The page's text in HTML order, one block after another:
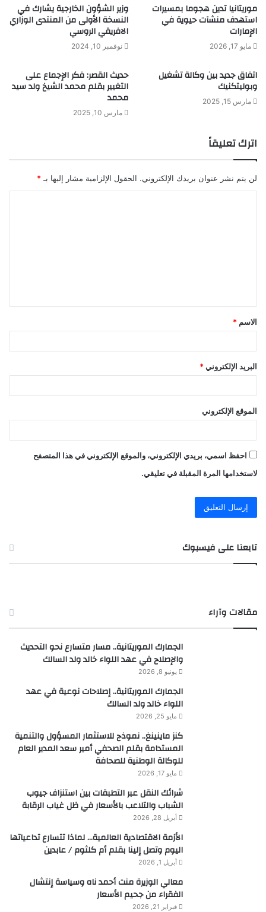
موريتانيا تدين هجوما بمسيرات
استهدف منشآت حيوية في
الإمارات
مايو 17, 2026
وزير الشؤون الخارجية يشارك في
النسخة الأولى من المنتدى الوزاري
الافريقي الروسي
نوفمبر 10, 2024
اتفاق جديد بين وكالة تشغيل
وبوليتكنيك
مارس 15, 2025
حديث القصر: فكر الإجماع على
التغيير بقلم محمد الشيخ ولد سيد
محمد
مارس 10, 2025
اترك تعليقاً
لن يتم نشر عنوان بريدك الإلكتروني. الحقول الإلزامية مشار إليها بـ *
ق
*
الاسم *
البريد الإلكتروني *
الموقع الإلكتروني
احفظ اسمي، بريدي الإلكتروني، والموقع الإلكتروني في هذا المتصفح
لاستخدامها المرة المقبلة في تعليقي.
تابعنا على فيسبوك
مقالات وآراء
الجمارك الموريتانية.. مسار متسارع نحو التحديث
والإصلاح في عهد اللواء خالد ولد السالك
يونيو 8, 2026
الجمارك الموريتانية.. إصلاحات نوعية في عهد
اللواء خالد ولد السالك
مايو 25, 2026
كنز ماينينغ.. نموذج للاستثمار المسؤول والتنمية
المستدامة بقلم الصحفي أمير سعد المدير العام
للوكالة الوطنية للصحافة
مايو 17, 2026
شرائك النقل عبر التطبقات بين استنزاف جيوب
الشباب والتلاعب بالأسعار في ظل غياب الرقابة
أبريل 28, 2026
الأزمة الاقتصادية العالمية… لماذا تتسارع تداعياتها
اليوم وتصل إلينا بقلم أم كلثوم / عابدين
أبريل 1, 2026
معالي الوزيرة منت أحمد ناه وسياسة إنتشال
الفقراء من جحيم الأسعار
فبراير 21, 2026